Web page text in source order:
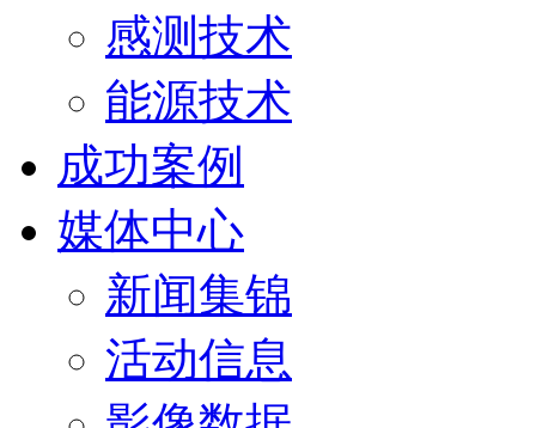
感测技术
能源技术
成功案例
媒体中心
新闻集锦
活动信息